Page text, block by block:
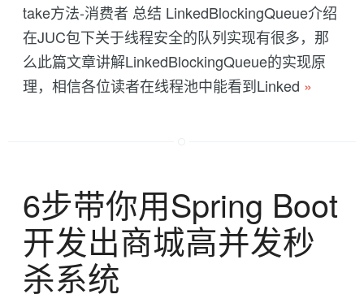
take方法-消费者 总结 LinkedBlockingQueue介绍
在JUC包下关于线程安全的队列实现有很多，那
么此篇文章讲解LinkedBlockingQueue的实现原
理，相信各位读者在线程池中能看到Linked »
6步带你用Spring Boot
开发出商城高并发秒
杀系统